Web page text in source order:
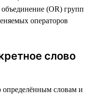
(OR) групп
операторов
слово
определённым словам и